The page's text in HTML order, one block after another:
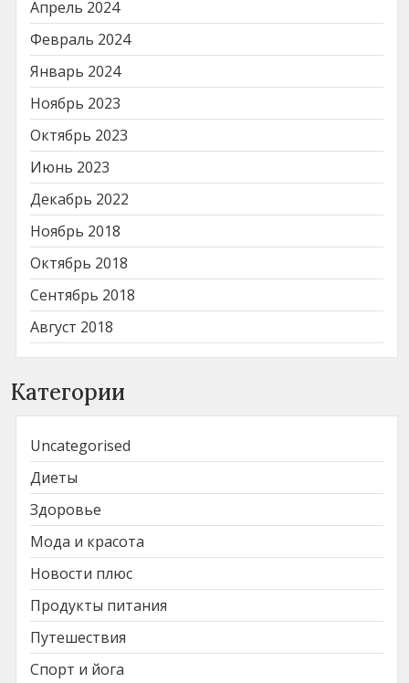
Апрель 2024
Февраль 2024
Январь 2024
Ноябрь 2023
Октябрь 2023
Июнь 2023
Декабрь 2022
Ноябрь 2018
Октябрь 2018
Сентябрь 2018
Август 2018
Категории
Uncategorised
Диеты
Здоровье
Мода и красота
Новости плюс
Продукты питания
Путешествия
Спорт и йога